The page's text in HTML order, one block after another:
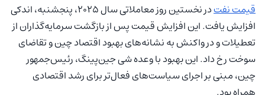
قیمت نفت
در نخستین روز معاملاتی سال 2025، پنجشنبه، اندکی
افزایش یافت. این افزایش قیمت پس از بازگشت سرمایه‌گذاران از
تعطیلات و در واکنش به نشانه‌های بهبود اقتصاد چین و تقاضای
سوخت رخ داد. این بهبود با وعده شی جین‌پینگ، رئیس‌جمهور
چین، مبنی بر اجرای سیاست‌های فعال‌تر برای رشد اقتصادی